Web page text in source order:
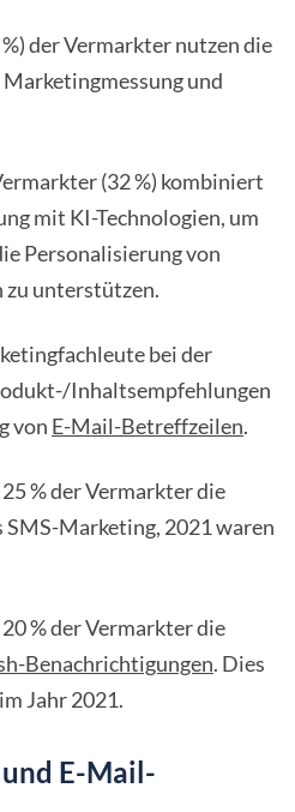
der Vermarkter nutzen die
und
(32 %) kombiniert
mit KI-Technologien, um
Personalisierung von
unterstützen.
bei der
Inhaltsempfehlungen
von E-Mail-Betreffzeilen.
% der Vermarkter die
Marketing, 2021 waren
% der Vermarkter die
Benachrichtigungen. Dies
Jahr 2021.
E-Mail-